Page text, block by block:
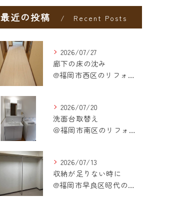
最近の投稿 Recent Posts
2026/07/27
廊下の床の沈み
@福岡市西区のリフォーム
2026/07/20
洗面台取替え
＠福岡市南区のリフォーム
2026/07/13
収納が足りない時に
@福岡市早良区昭代のリフォーム